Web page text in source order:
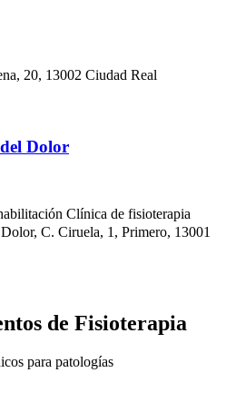
20, 13002 Ciudad Real
Dolor
Clínica de fisioterapia
C. Ciruela, 1, Primero, 13001
de Fisioterapia
para patologías